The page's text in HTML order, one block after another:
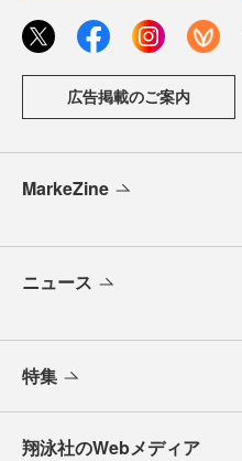
広告掲載のご案内
MarkeZine
ニュース
特集
翔泳社のWebメディア